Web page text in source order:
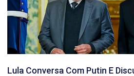
Lula Conversa Com Putin E